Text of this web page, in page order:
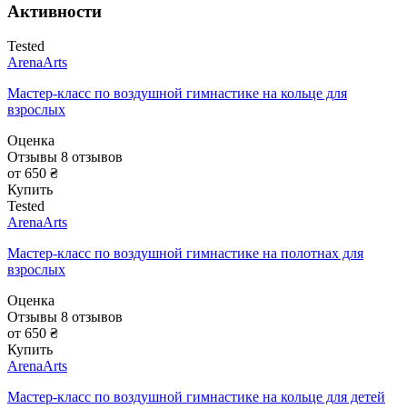
Активности
Tested
ArenaArts
Мастер-класс по воздушной гимнастике на кольце для
взрослых
Оценка
Отзывы 8 отзывов
от 650 ₴
Купить
Tested
ArenaArts
Мастер-класс по воздушной гимнастике на полотнах для
взрослых
Оценка
Отзывы 8 отзывов
от 650 ₴
Купить
ArenaArts
Мастер-класс по воздушной гимнастике на кольце для детей